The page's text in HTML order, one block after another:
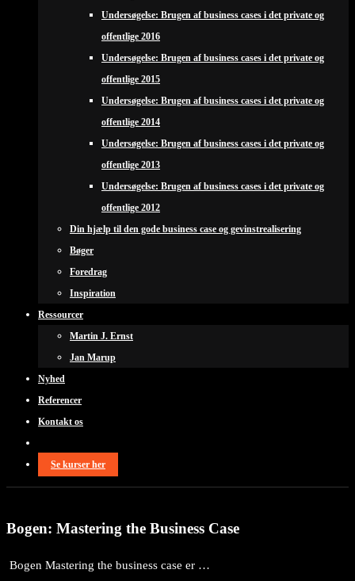
Undersøgelse: Brugen af business cases i det private og
offentlige 2016
Undersøgelse: Brugen af business cases i det private og
offentlige 2015
Undersøgelse: Brugen af business cases i det private og
offentlige 2014
Undersøgelse: Brugen af business cases i det private og
offentlige 2013
Undersøgelse: Brugen af business cases i det private og
offentlige 2012
Din hjælp til den gode business case og gevinstrealisering
Bøger
Foredrag
Inspiration
Ressourcer
Martin J. Ernst
Jan Marup
Nyhed
Referencer
Kontakt os
Se kurser her
Bogen: Mastering the Business Case
Bogen Mastering the business case er …